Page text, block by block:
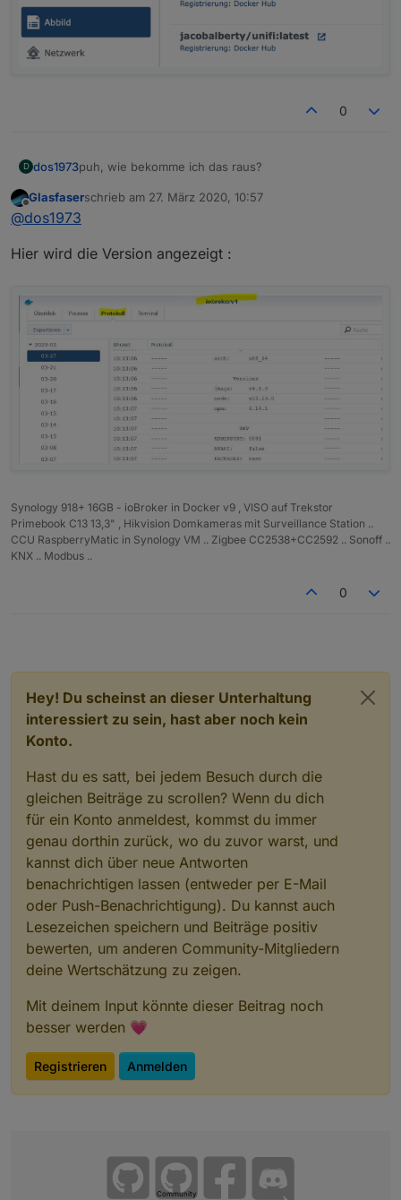
0
D dos1973puh, wie bekomme ich das raus?
lädt er das nicht automatisch - wenn latest drin ist?
Offline
Glasfaserschrieb am 27. März 2020, 10:57
zuletzt editiert von
@dos1973
Hier wird die Version angezeigt :
Synology 918+ 16GB - ioBroker in Docker v9 , VISO auf Trekstor
Primebook C13 13,3" , Hikvision Domkameras mit Surveillance Station ..
CCU RaspberryMatic in Synology VM .. Zigbee CC2538+CC2592 .. Sonoff ..
KNX .. Modbus ..
0
Hey! Du scheinst an dieser Unterhaltung
interessiert zu sein, hast aber noch kein
Konto.
Hast du es satt, bei jedem Besuch durch die
gleichen Beiträge zu scrollen? Wenn du dich
für ein Konto anmeldest, kommst du immer
genau dorthin zurück, wo du zuvor warst, und
kannst dich über neue Antworten
benachrichtigen lassen (entweder per E-Mail
oder Push-Benachrichtigung). Du kannst auch
Lesezeichen speichern und Beiträge positiv
bewerten, um anderen Community-Mitgliedern
deine Wertschätzung zu zeigen.
Mit deinem Input könnte dieser Beitrag noch
besser werden 💗
Registrieren Anmelden
Community